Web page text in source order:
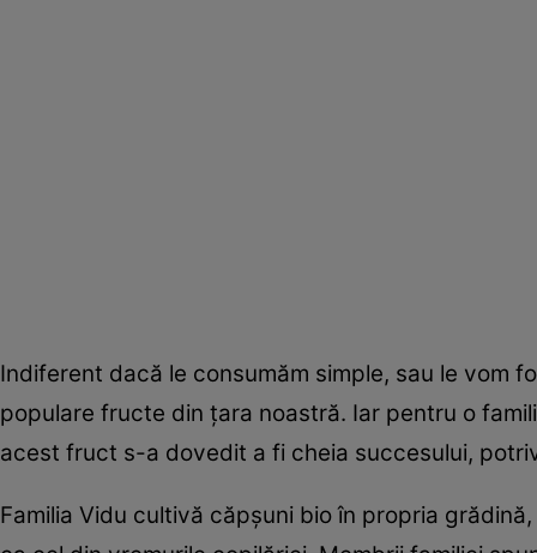
Indiferent dacă le consumăm simple, sau le vom
populare fructe din țara noastră. Iar pentru o
acest fruct s-a dovedit a fi cheia succesului,
Familia Vidu cultivă căpșuni bio în propria